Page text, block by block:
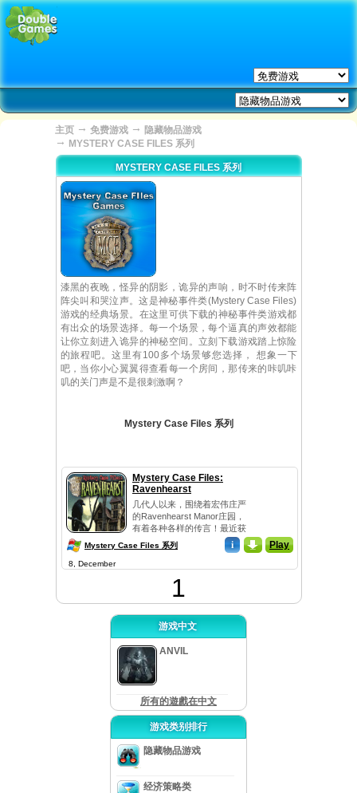
主页 → 免费游戏 → 隐藏物品游戏
→ MYSTERY CASE FILES 系列
MYSTERY CASE FILES 系列
漆黑的夜晚，怪异的阴影，诡异的声响，时不时传来阵
阵尖叫和哭泣声。这是神秘事件类(Mystery Case Files)
游戏的经典场景。在这里可供下载的神秘事件类游戏都
有出众的场景选择。每一个场景，每个逼真的声效都能
让你立刻进入诡异的神秘空间。立刻下载游戏踏上惊险
的旅程吧。这里有100多个场景够您选择， 想象一下
吧，当你小心翼翼得查看每一个房间，那传来的咔叽咔
叽的关门声是不是很刺激啊？
Mystery Case Files 系列
Mystery Case Files:
Ravenhearst
几代人以来，围绕着宏伟庄严
的Ravenhearst Manor庄园，
有着各种各样的传言！最近获
得的一本Emma Ravenhe...
Mystery Case Files 系列 i _ Play
8, December
1
游戏中文
ANVIL
所有的遊戲在中文
游戏类别排行
隐藏物品游戏
经济策略类